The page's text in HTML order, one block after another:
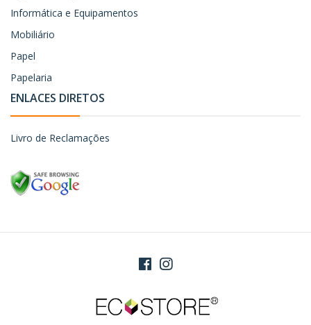
Informática e Equipamentos
Mobiliário
Papel
Papelaria
ENLACES DIRETOS
Livro de Reclamações